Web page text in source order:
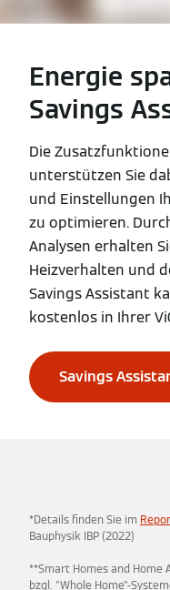
Energie
Savings
Die
unterstützen Sie
und Einstellungen
zu optimieren.
Analysen erhalten
Heizverhalten und
Savings Assistant
kostenlos in Ihrer
Savings
*Details finden Sie im
Bauphysik IBP (2022)
**Smart Homes and Home
bzgl. "Whole Home"-